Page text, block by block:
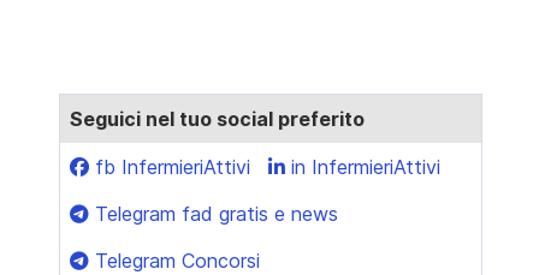
Seguici nel tuo social preferito
fb InfermieriAttivi
in InfermieriAttivi
Telegram fad gratis e news
Telegram Concorsi